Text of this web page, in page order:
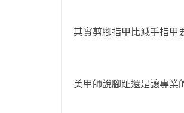
其實剪腳指甲比減手指甲
美甲師說腳趾還是讓專業